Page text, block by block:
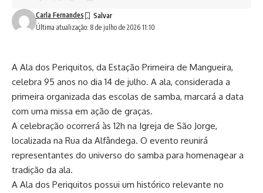
Última atualização: 8 de julho de 2026 11:10
Carla Fernandes
A Ala dos Periquitos, da Estação Primeira de Mangueira,
celebra 95 anos no dia 14 de julho. A ala, considerada a
primeira organizada das escolas de samba, marcará a data
com uma missa em ação de graças.
A celebração ocorrerá às 12h na Igreja de São Jorge,
localizada na Rua da Alfândega. O evento reunirá
representantes do universo do samba para homenagear a
tradição da ala.
A Ala dos Periquitos possui um histórico relevante no